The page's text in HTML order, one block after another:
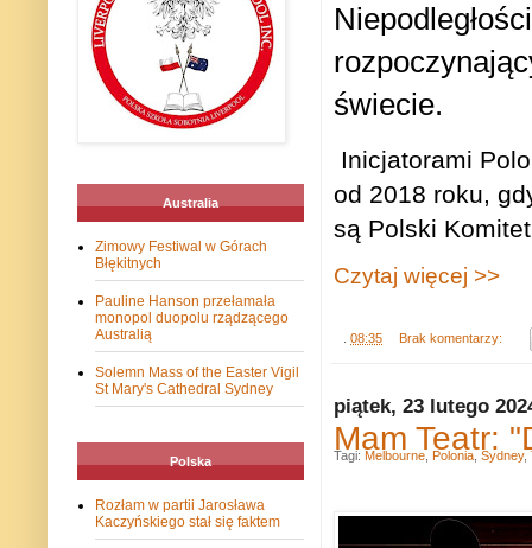
świecie.
Inicjatorami
od 2018 roku,
są Polski
Czytaj więcej >>
08:35 Brak komentarzy:
piątek, 23 lutego
Mam Teatr:
Tagi: Melbourne Polonia Sydney,
Australia
Zimowy Festiwal w Górach
Błękitnych
Pauline Hanson przełamała
monopol duopolu rządzącego
Australią
Solemn Mass of the Easter Vigil
St Mary's Cathedral Sydney
Polska
Rozłam w partii Jarosława
Kaczyńskiego stał się faktem